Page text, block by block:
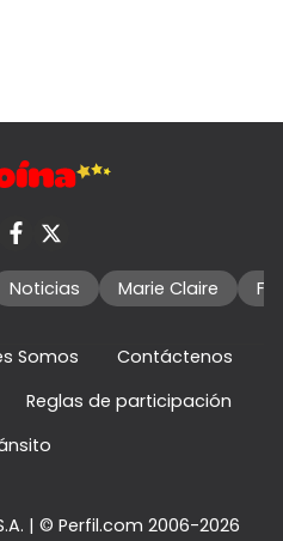
Noticias Marie Claire
Somos
Contáctenos
Reglas de participación
| © Perfil.com 2006-2026